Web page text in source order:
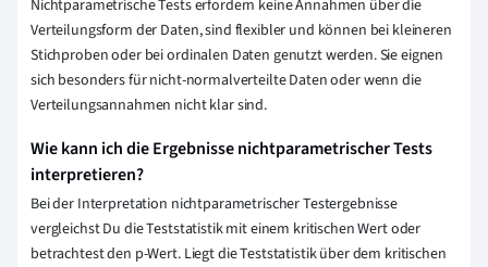
Nichtparametrische Tests erfordern keine Annahmen über die
Verteilungsform der Daten, sind flexibler und können bei kleineren
Stichproben oder bei ordinalen Daten genutzt werden. Sie eignen
sich besonders für nicht-normalverteilte Daten oder wenn die
Verteilungsannahmen nicht klar sind.
Wie kann ich die Ergebnisse nichtparametrischer Tests
interpretieren?
Bei der Interpretation nichtparametrischer Testergebnisse
vergleichst Du die Teststatistik mit einem kritischen Wert oder
betrachtest den p-Wert. Liegt die Teststatistik über dem kritischen